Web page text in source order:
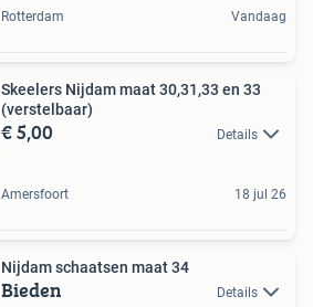
Rotterdam Vandaag
Skeelers Nijdam maat 30,31,33 en 33
(verstelbaar)
€ 5,00 Details
Amersfoort 18 jul 26
Nijdam schaatsen maat 34
Bieden Details